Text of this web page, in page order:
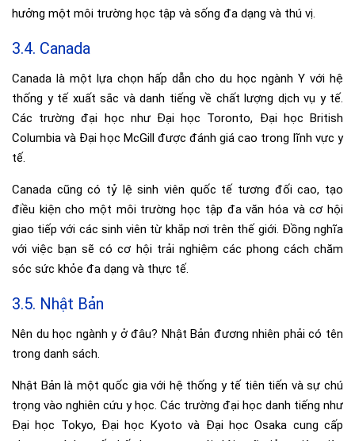
hưởng một môi trường học tập và sống đa dạng và thú vị.
3.4. Canada
Canada là một lựa chọn hấp dẫn cho du học ngành Y với hệ
thống y tế xuất sắc và danh tiếng về chất lượng dịch vụ y tế.
Các trường đại học như Đại học Toronto, Đại học British
Columbia và Đại học McGill được đánh giá cao trong lĩnh vực y
tế.
Canada cũng có tỷ lệ sinh viên quốc tế tương đối cao, tạo
điều kiện cho một môi trường học tập đa văn hóa và cơ hội
giao tiếp với các sinh viên từ khắp nơi trên thế giới. Đồng nghĩa
với việc bạn sẽ có cơ hội trải nghiệm các phong cách chăm
sóc sức khỏe đa dạng và thực tế.
3.5. Nhật Bản
Nên du học ngành y ở đâu? Nhật Bản đương nhiên phải có tên
trong danh sách.
Nhật Bản là một quốc gia với hệ thống y tế tiên tiến và sự chú
trọng vào nghiên cứu y học. Các trường đại học danh tiếng như
Đại học Tokyo, Đại học Kyoto và Đại học Osaka cung cấp